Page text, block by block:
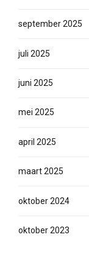
september 2025
juli 2025
juni 2025
mei 2025
april 2025
maart 2025
oktober 2024
oktober 2023